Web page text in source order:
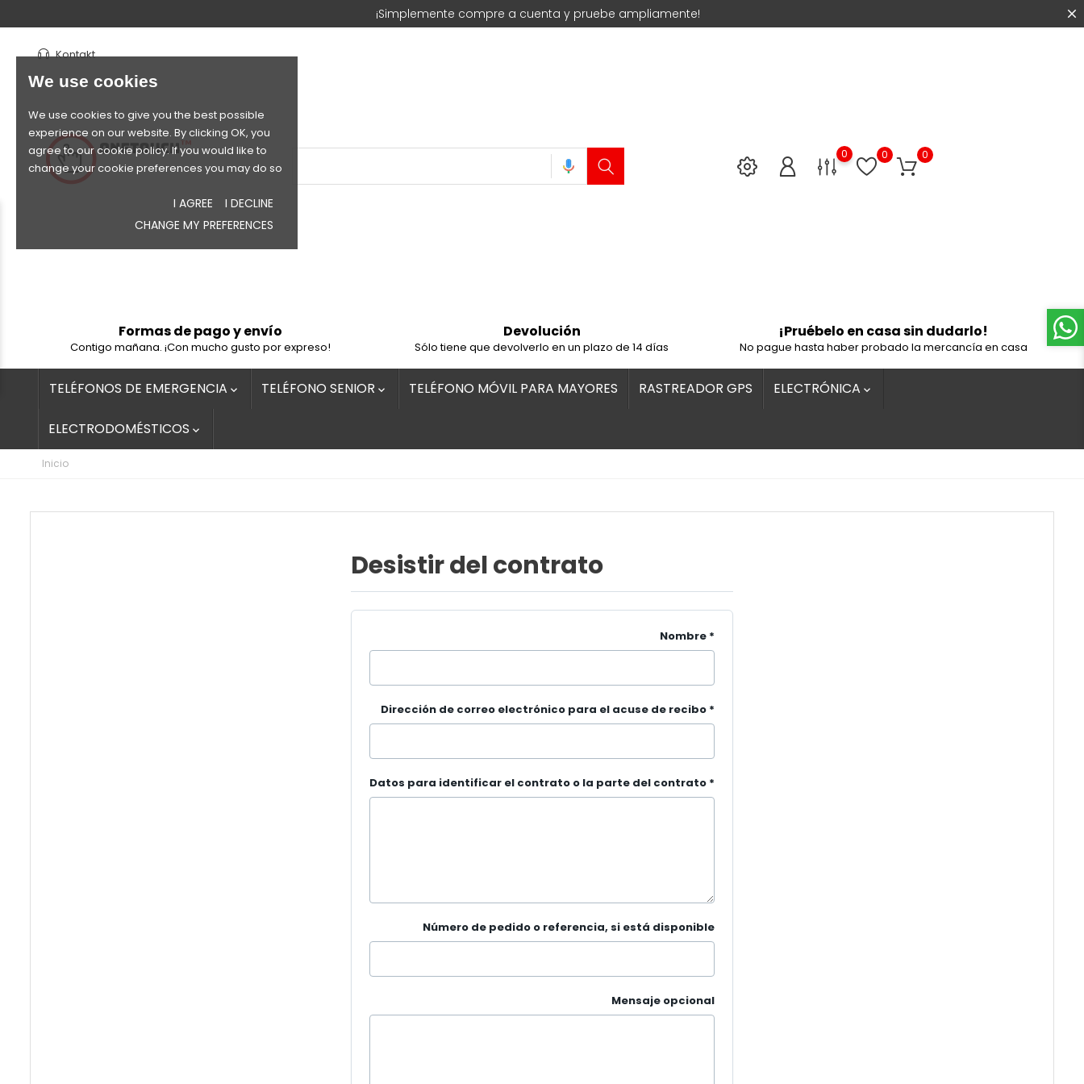
We use cookies
We use cookies to give you the best possible
experience on our website. By clicking OK, you
agree to our cookie policy. If you would like to
change your cookie preferences you may do so
I AGREE
I DECLINE
CHANGE MY PREFERENCES
¡Simplemente compre a cuenta y pruebe ampliamente!
Kontakt
0 0 0
Formas de pago y envío
Contigo mañana. ¡Con mucho gusto por expreso!
Devolución
Sólo tiene que devolverlo en un plazo de 14 días
¡Pruébelo en casa sin dudarlo!
No pague hasta haber probado la mercancía en casa
TELÉFONOS DE EMERGENCIA  TELÉFONO SENIOR  TELÉFONO MÓVIL PARA MAYORES RASTREADOR GPS ELECTRÓNICA 
ELECTRODOMÉSTICOS 
Inicio
Desistir del contrato
Nombre *
Dirección de correo electrónico para el acuse de recibo *
Datos para identificar el contrato o la parte del contrato *
Número de pedido o referencia, si está disponible
Mensaje opcional